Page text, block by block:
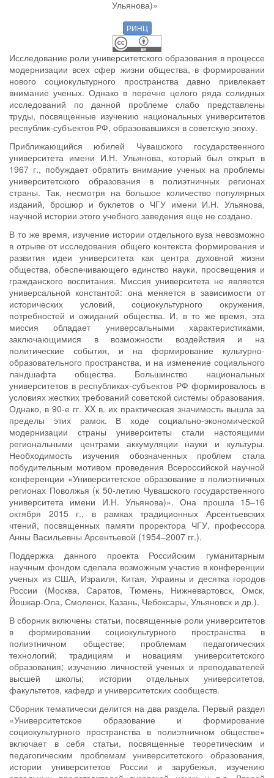
РИНЦ
Исследование роли университетского образования в процессе
модернизации всех сфер жизни общества, в формировании
нового социокультурного пространства давно привлекает
внимание ученых. Однако в перечне целого ряда солидных
исследований по данной проблеме слабо представлены
труды, посвященные изучению национальных университетов
республик-субъектов РФ, образовавшихся в советскую эпоху.
Приближающийся юбилей Чувашского государственного
университета имени И.Н. Ульянова, который был открыт в
1967 г., побуждает обратить внимание ученых на проблемы
университетского образования в полиэтничных регионах
страны. Так, несмотря на большое количество популярных
изданий, брошюр и буклетов о ЧГУ имени И.Н. Ульянова,
научной истории этого учебного заведения еще не создано.
В то же время, изучение истории отдельного вуза невозможно
в отрыве от исследования общего контекста формирования и
развития идеи университета как центра духовной жизни
общества, обеспечивающего единство науки, просвещения и
гражданского воспитания. Миссия университета не является
универсальной константой: она меняется в зависимости от
исторических условий, социокультурного окружения,
потребностей и ожиданий общества. И, в то же время, эта
миссия обладает универсальными характеристиками,
заключающимися в возможности воздействия и на
политические события, и на формирование культурно-
образовательного пространства, и на изменение социального
ландшафта общества. Большинство национальных
университетов в республиках-субъектов РФ формировалось в
условиях жестких требований советской системы образования.
Однако, в 90-е гг. XX в. их практическая значимость вышла за
пределы этих рамок. В ходе социально-экономической
модернизации страны университеты стали настоящими
региональными центрами аккумуляции науки и культуры.
Необходимость изучения обозначенных проблем стала
побудительным мотивом проведения Всероссийской научной
конференции «Университетское образование в полиэтничных
регионах Поволжья (к 50-летию Чувашского государственного
университета имени И.Н. Ульянова)». Она прошла 15–16
октября 2015 г., в рамках традиционных Арсентьевских
чтений, посвященных памяти проректора ЧГУ, профессора
Анны Васильевны Арсентьевой (1954–2007 гг.).
Поддержка данного проекта Российским гуманитарным
научным фондом сделала возможным участие в конференции
ученых из США, Израиля, Китая, Украины и десятка городов
России (Москва, Саратов, Тюмень, Нижневартовск, Омск,
Йошкар-Ола, Смоленск, Казань, Чебоксары, Ульяновск и др.).
В сборник включены статьи, посвященные роли университетов
в формировании социокультурного пространства в
полиэтничном обществе; проблемам педагогических
технологий; традициям и новациям университетского
образования; изучению личностей ученых и преподавателей
высшей школы; истории отдельных университетов,
факультетов, кафедр и университетских сообществ.
Сборник тематически делится на два раздела. Первый раздел
«Университетское образование и формирование
социокультурного пространства в полиэтничном обществе»
включает в себя статьи, посвященные теоретическим и
педагогическим проблемам университетского образования,
истории университетов России и зарубежья, изучению